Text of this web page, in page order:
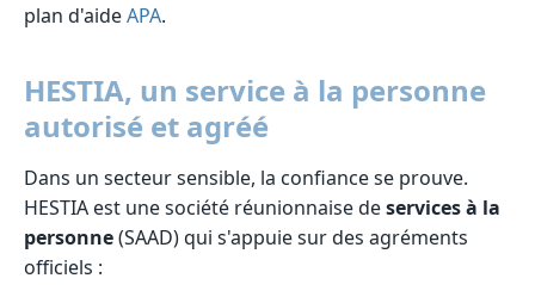
plan d'aideAPA.
HESTIA, un service à la personne
autorisé et agréé
Dans un secteur sensible, la confiance se prouve.
HESTIA est une société réunionnaise deservices à la
personne(SAAD) qui s'appuie sur des agréments
officiels :